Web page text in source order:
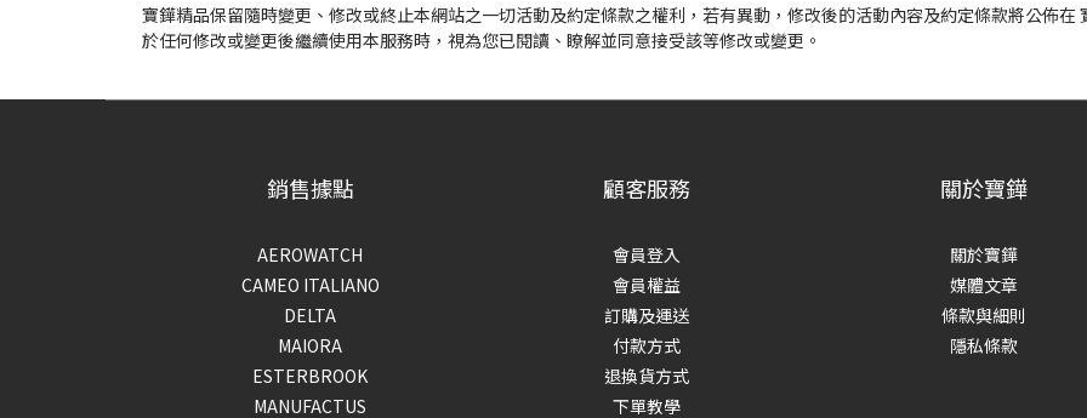
寶鏵精品保留隨時變更、修改或終止本網站之一切活動及約定條款之權利，若有異動，修改後的活動內容及約定條款將公佈
於任何修改或變更後繼續使用本服務時，視為您已閱讀、瞭解並同意接受該等修改或變更。
銷售據點
AEROWATCH
CAMEO ITALIANO
DELTA
MAIORA
ESTERBROOK
MANUFACTUS
顧客服務
會員登入
會員權益
訂購及運送
付款方式
退換貨方式
下單教學
關於寶鏵
關於寶鏵
媒體文章
條款與細則
隱私條款